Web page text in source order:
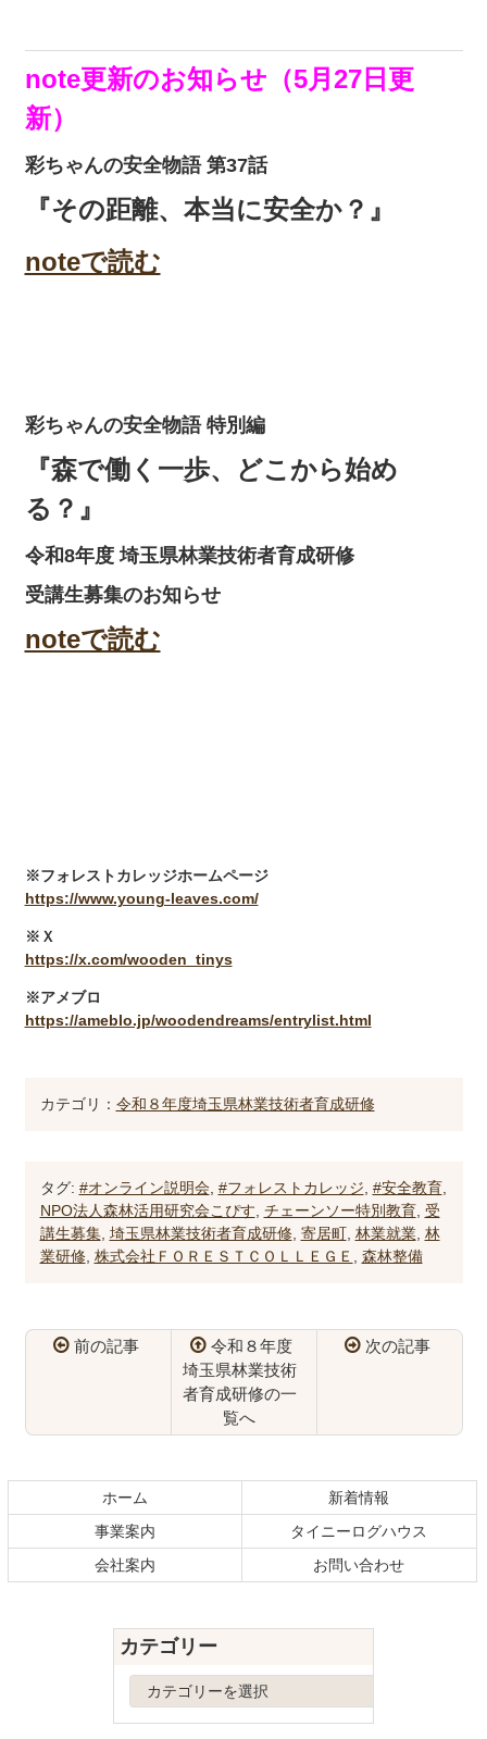
note更新のお知らせ（5月27日更
新）
彩ちゃんの安全物語 第37話
『その距離、本当に安全か？』
noteで読む
彩ちゃんの安全物語 特別編
『森で働く一歩、どこから始め
る？』
令和8年度 埼玉県林業技術者育成研修
受講生募集のお知らせ
noteで読む
※フォレストカレッジホームページ
https://www.young-leaves.com/
※Ｘ
https://x.com/wooden_tinys
※アメブロ
https://ameblo.jp/woodendreams/entrylist.html
カテゴリ： 令和８年度埼玉県林業技術者育成研修
タグ: #オンライン説明会, #フォレストカレッジ #安全教育,
NPO法人森林活用研究会こぴす チェーンソー特別教育, 受
講生募集, 埼玉県林業技術者育成研修, 寄居町, 林業就業, 林
業研修, 株式会社ＦＯＲＥＳＴＣＯＬＬＥＧＥ 森林整備
前の記事
令和８年度
埼玉県林業技術
者育成研修の一
覧へ
次の記事
ン
文
の
へ
ホーム
新着情報
事業案内
タイニーログハウス
会社案内
お問い合わせ
カテゴリー